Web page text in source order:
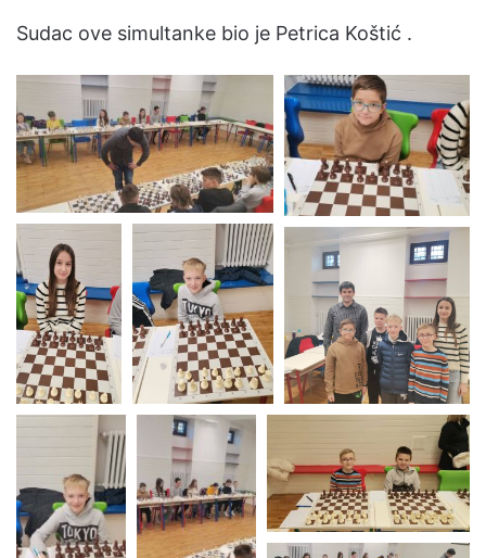
Sudac ove simultanke bio je Petrica Koštić .